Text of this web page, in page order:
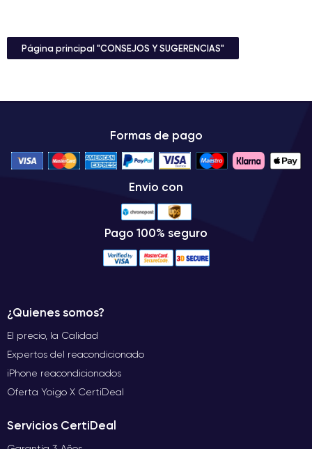
Página principal "CONSEJOS Y SUGERENCIAS"
Formas de pago
Envio con
Pago 100% seguro
¿Quienes somos?
El precio, la Calidad
Expertos del reacondicionado
iPhone reacondicionados
Oferta Yoigo X CertiDeal
Servicios CertiDeal